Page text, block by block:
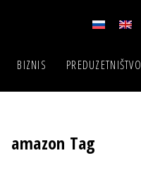
BIZNIS PREDUZETNIŠTVO
amazon Tag